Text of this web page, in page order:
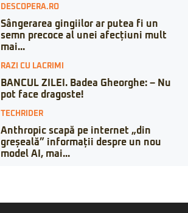
DESCOPERA.RO
Sângerarea gingiilor ar putea fi un
semn precoce al unei afecțiuni mult
mai...
RAZI CU LACRIMI
BANCUL ZILEI. Badea Gheorghe: – Nu
pot face dragoste!
TECHRIDER
Anthropic scapă pe internet „din
greșeală” informații despre un nou
model AI, mai...